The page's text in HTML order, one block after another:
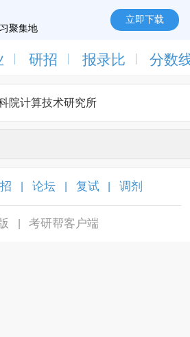
聚集地
立即下载
研招 报录比 分数
论坛 复试 调剂
考研帮客户端